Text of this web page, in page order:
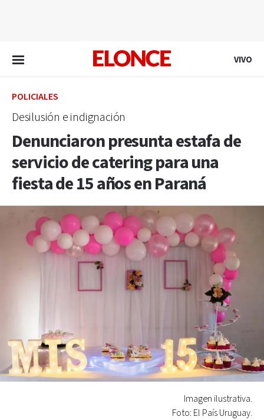
VIVO
POLICIALES
Desilusión e indignación
Denunciaron presunta estafa de
servicio de catering para una
fiesta de 15 años en Paraná
Imagen ilustrativa.
Foto: El País Uruguay.